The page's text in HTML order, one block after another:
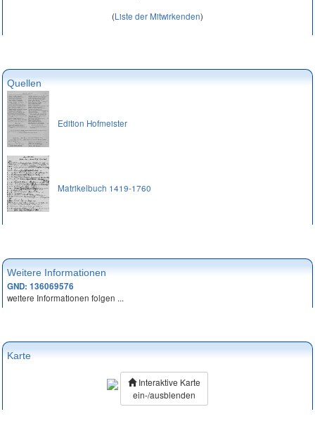
(Liste der Mitwirkenden)
Quellen
Edition Hofmeister
Matrikelbuch 1419-1760
Weitere Informationen
GND: 136069576
weitere Informationen folgen ...
Karte
Interaktive Karte
ein-/ausblenden